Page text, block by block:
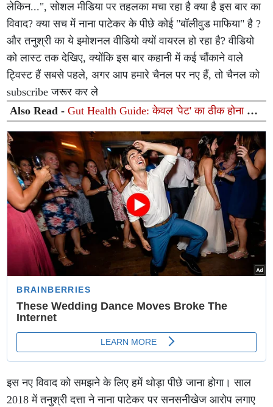
लेकिन...", सोशल मीडिया पर तहलका मचा रहा है क्या है इस बार का
विवाद? क्या सच में नाना पाटेकर के पीछे कोई "बॉलीवुड माफिया" है ?
और तनुश्री का ये इमोशनल वीडियो क्यों वायरल हो रहा है? वीडियो
को लास्ट तक देखिए, क्योंकि इस बार कहानी में कई चौंकाने वाले
ट्विस्ट हैं सबसे पहले, अगर आप हमारे चैनल पर नए हैं, तो चैनल को
subscribe जरूर कर ले
Also Read -Gut Health Guide: केवल 'पेट' का ठीक होना नहीं
है 'गट हेल्थ'; जानिए एक्सपर्ट से इससे जुड़े 4 बड़े मिथक और सच
इस नए विवाद को समझने के लिए हमें थोड़ा पीछे जाना होगा। साल
2018 में तनुश्री दत्ता ने नाना पाटेकर पर सनसनीखेज आरोप लगाए